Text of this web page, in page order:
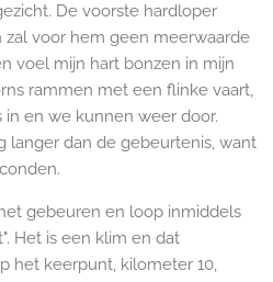
De voorste hardloper
voor hem geen meerwaarde
voel mijn hart bonzen in mijn
rammen met een flinke vaart,
in en we kunnen weer door.
langer dan de gebeurtenis, want
gebeuren en loop inmiddels
Het is een klim en dat
het keerpunt, kilometer 10,